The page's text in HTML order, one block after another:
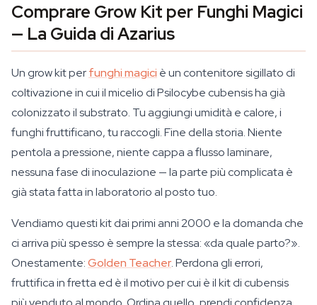
Comprare Grow Kit per Funghi Magici
— La Guida di Azarius
Un grow kit perfunghi magici è un contenitore sigillato di
coltivazione in cui il micelio di Psilocybe cubensis ha già
colonizzato il substrato. Tu aggiungi umidità e calore, i
funghi fruttificano, tu raccogli. Fine della storia. Niente
pentola a pressione, niente cappa a flusso laminare,
nessuna fase di inoculazione — la parte più complicata è
già stata fatta in laboratorio al posto tuo.
Vendiamo questi kit dai primi anni 2000 e la domanda che
ci arriva più spesso è sempre la stessa: «da quale parto?».
Onestamente:Golden Teacher. Perdona gli errori,
fruttifica in fretta ed è il motivo per cui è il kit di cubensis